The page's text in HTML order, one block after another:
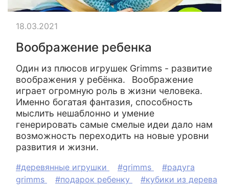
Воображение ребенка
Один из плюсов игрушек Grimms - развитие
воображения у ребёнка.⠀Воображение
играет огромную роль в жизни человека.
Именно богатая фантазия, способность
мыслить нешаблонно и умение
генерировать самые смелые идеи дало нам
возможность переходить на новые уровни
развития и жизни.
18.03.2021
#деревянные игрушки #grimms
#радуга
grimms
#подарок ребенку
#кубики из дерева